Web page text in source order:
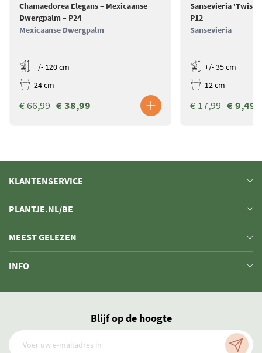
Chamaedorea Elegans – Mexicaanse
Dwergpalm – P24
Mexicaanse Dwergpalm
+/- 120 cm
24 cm
€ 38,99
€ 66,99
Sansevieria
P12
Sansevieria
+/- 35 cm
12 cm
€ 9,49
€ 17,99
KLANTENSERVICE
PLANTJE.NL/BE
MEEST GELEZEN
INFO
Blijf op de hoogte